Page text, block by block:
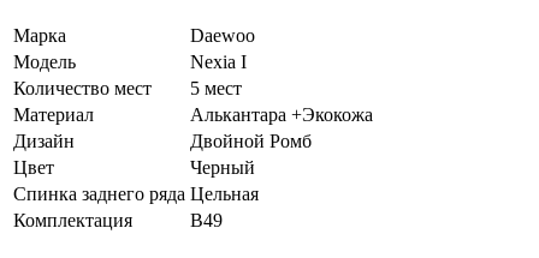
Марка
Daewoo
Модель
Nexia I
Количество мест
5 мест
Материал
Алькантара +Экокожа
Дизайн
Двойной Ромб
Цвет
Черный
Спинка заднего ряда Цельная
Комплектация
В49